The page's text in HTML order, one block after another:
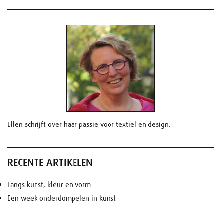
Ellen schrijft over haar passie voor textiel en design.
RECENTE ARTIKELEN
Langs kunst, kleur en vorm
Een week onderdompelen in kunst